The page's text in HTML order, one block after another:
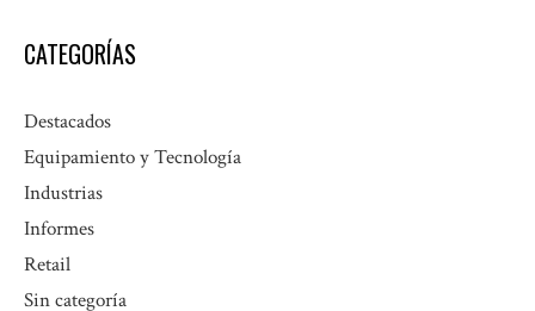
CATEGORÍAS
Destacados
Equipamiento y Tecnología
Industrias
Informes
Retail
Sin categoría